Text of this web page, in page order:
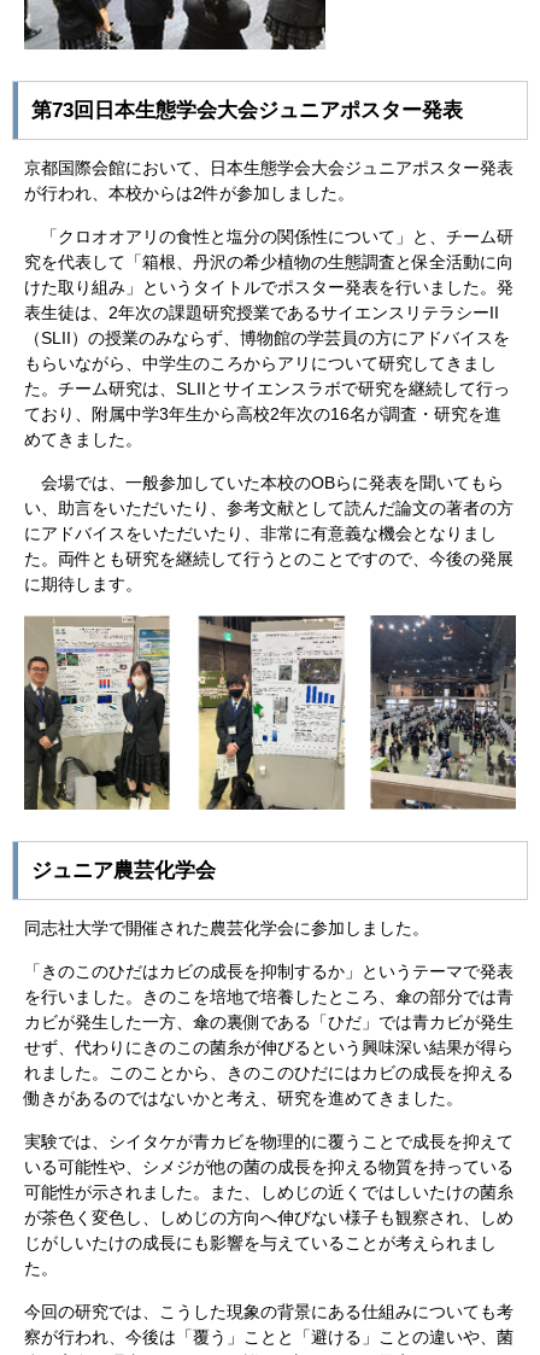
第73回日本生態学会大会ジュニアポスター発表
京都国際会館において、日本生態学会大会ジュニアポスター発表
が行われ、本校からは2件が参加しました。
「クロオオアリの食性と塩分の関係性について」と、チーム研
究を代表して「箱根、丹沢の希少植物の生態調査と保全活動に向
けた取り組み」というタイトルでポスター発表を行いました。発
表生徒は、2年次の課題研究授業であるサイエンスリテラシーII
（SLII）の授業のみならず、博物館の学芸員の方にアドバイスを
もらいながら、中学生のころからアリについて研究してきまし
た。チーム研究は、SLIIとサイエンスラボで研究を継続して行っ
ており、附属中学3年生から高校2年次の16名が調査・研究を進
めてきました。
会場では、一般参加していた本校のOBらに発表を聞いてもら
い、助言をいただいたり、参考文献として読んだ論文の著者の方
にアドバイスをいただいたり、非常に有意義な機会となりまし
た。両件とも研究を継続して行うとのことですので、今後の発展
に期待します。
ジュニア農芸化学会
同志社大学で開催された農芸化学会に参加しました。
「きのこのひだはカビの成長を抑制するか」というテーマで発表
を行いました。きのこを培地で培養したところ、傘の部分では青
カビが発生した一方、傘の裏側である「ひだ」では青カビが発生
せず、代わりにきのこの菌糸が伸びるという興味深い結果が得ら
れました。このことから、きのこのひだにはカビの成長を抑える
働きがあるのではないかと考え、研究を進めてきました。
実験では、シイタケが青カビを物理的に覆うことで成長を抑えて
いる可能性や、シメジが他の菌の成長を抑える物質を持っている
可能性が示されました。また、しめじの近くではしいたけの菌糸
が茶色く変色し、しめじの方向へ伸びない様子も観察され、しめ
じがしいたけの成長にも影響を与えていることが考えられまし
た。
今回の研究では、こうした現象の背景にある仕組みについても考
察が行われ、今後は「覆う」ことと「避ける」ことの違いや、菌